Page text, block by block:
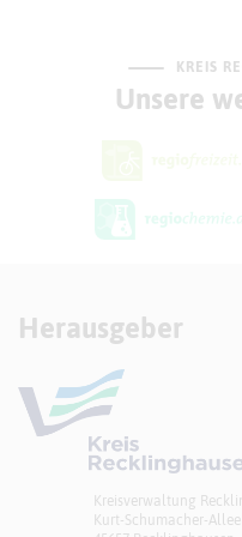
KREIS
Unsere
Herausgeber
Kreisverwaltung
Kurt-Schumacher-